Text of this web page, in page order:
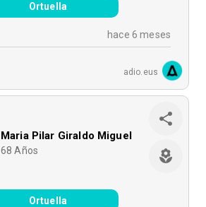
Ortuella
hace 6 meses
adio.eus
Maria Pilar Giraldo Miguel
68 Años
Ortuella